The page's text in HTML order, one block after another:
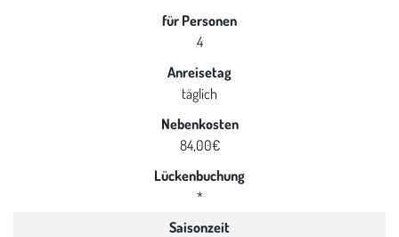
für Personen
4
Anreisetag
täglich
Nebenkosten
84,00€
Lückenbuchung
*
Saisonzeit